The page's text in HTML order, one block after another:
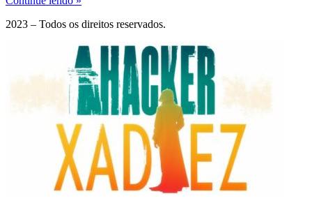
2023 – Todos os direitos reservados.